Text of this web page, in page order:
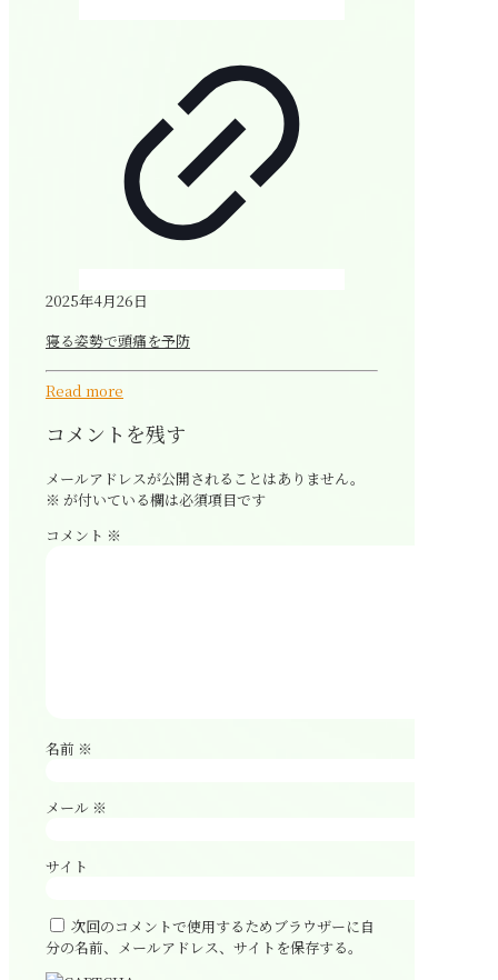
2025年4月26日
寝る姿勢で頭痛を予防
Read more
コメントを残す
メールアドレスが公開されることはありません。
※ が付いている欄は必須項目です
コメント ※
名前 ※
メール ※
サイト
次回のコメントで使用するためブラウザーに自
分の名前、メールアドレス、サイトを保存する。